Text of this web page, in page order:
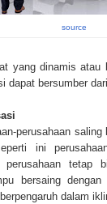
source
yang dinamis atau
dapat bersumber
perusahaan
ini
tetap
bersaing
dalam